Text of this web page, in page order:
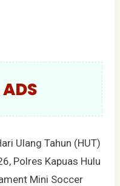
Ulang Tahun (HUT)
Polres Kapuas Hulu
Mini Soccer